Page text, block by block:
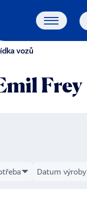
vozů
Frey
Datum výroby